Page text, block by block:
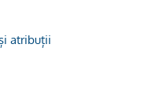
atribuții